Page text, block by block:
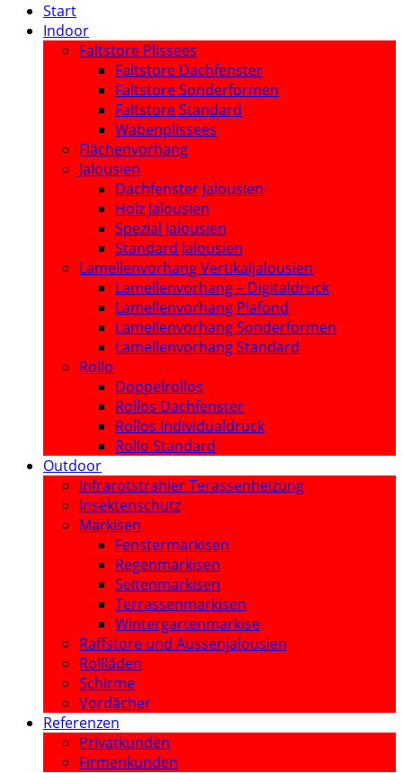
Start
Indoor
Faltstore Plissees
Faltstore Dachfenster
Faltstore Sonderformen
Faltstore Standard
Wabenplissees
Flächenvorhang
Jalousien
Dachfenster Jalousien
Holz Jalousien
Spezial Jalousien
Standard Jalousien
Lamellenvorhang Vertikaljalousien
Lamellenvorhang – Digitaldruck
Lamellenvorhang Plafond
Lamellenvorhang Sonderformen
Lamellenvorhang Standard
Rollo
Doppelrollos
Rollos Dachfenster
Rollos Individualdruck
Rollo Standard
Outdoor
Infrarotstrahler Terassenheizung
Insektenschutz
Markisen
Fenstermarkisen
Regenmarkisen
Seitenmarkisen
Terrassenmarkisen
Wintergartenmarkise
Raffstore und Aussenjalousien
Rollläden
Schirme
Vordächer
Referenzen
Privatkunden
Firmenkunden